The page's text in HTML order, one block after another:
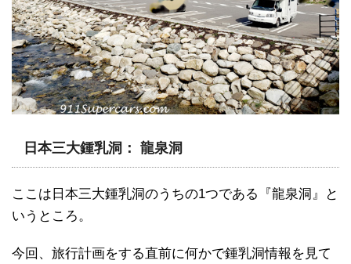
日本三大鍾乳洞： 龍泉洞
ここは日本三大鍾乳洞のうちの1つである『龍泉洞』と
いうところ。
今回、旅行計画をする直前に何かで鍾乳洞情報を見て